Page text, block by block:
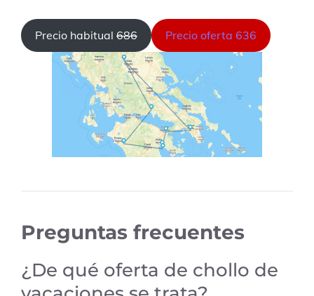
Precio habitual 686 Precio oferta 636
Preguntas frecuentes
¿De qué oferta de chollo de